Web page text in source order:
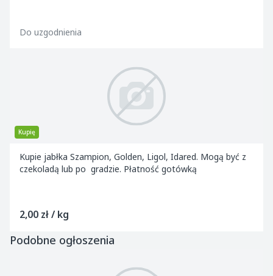
Do uzgodnienia
Kupię
Kupie jabłka Szampion, Golden, Ligol, Idared. Mogą być z
czekoladą lub po gradzie. Płatność gotówką
2,00 zł / kg
Podobne ogłoszenia